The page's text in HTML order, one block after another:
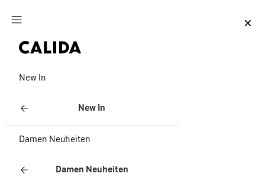
Zum Hauptinhalt springen
New In
New In
Damen Neuheiten
Damen Neuheiten